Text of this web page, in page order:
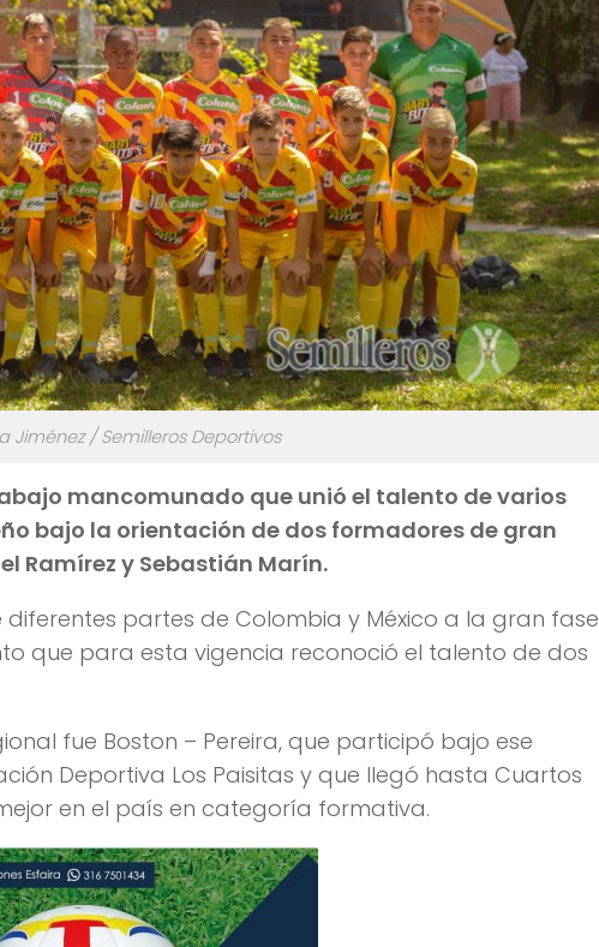
Jiménez / Semilleros Deportivos
mancomunado que unió el talento de varios
bajo la orientación de dos formadores de gran
Ramírez y Sebastián Marín.
partes de Colombia y México a la gran fase
que para esta vigencia reconoció el talento de dos
fue Boston – Pereira, que participó bajo ese
Deportiva Los Paisitas y que llegó hasta Cuartos
en el país en categoría formativa.